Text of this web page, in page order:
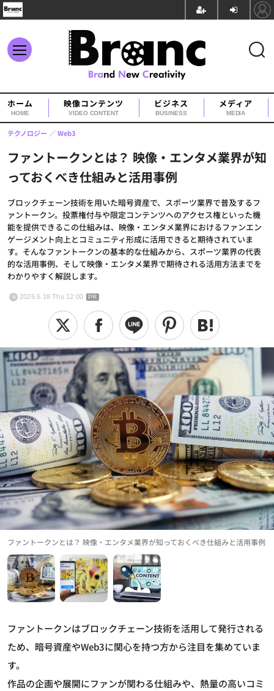
ホーム
HOME
映像コンテンツ
VIDEO CONTENT
ビジネス
BUSINESS
メディア
MEDIA
ファントークンとは？ 映像・エンタメ業界が知
っておくべき仕組みと活用事例
ブロックチェーン技術を用いた暗号資産で、スポーツ業界で普及するフ
ァントークン。投票権付与や限定コンテンツへのアクセス権といった機
能を提供できるこの仕組みは、映像・エンタメ業界におけるファンエン
ゲージメント向上とコミュニティ形成に活用できると期待されていま
す。そんなファントークンの基本的な仕組みから、スポーツ業界の代表
的な活用事例、そして映像・エンタメ業界で期待される活用方法までを
わかりやすく解説します。
テクノロジー Web3
2026.6.18 Thu 12:00 PR
ファントークンとは？ 映像・エンタメ業界が知っておくべき仕組みと活用事例
ファントークンはブロックチェーン技術を活用して発行される
ため、暗号資産やWeb3に関心を持つ方から注目を集めていま
す。
作品の企画や展開にファンが関わる仕組みや、熱量の高いコミ